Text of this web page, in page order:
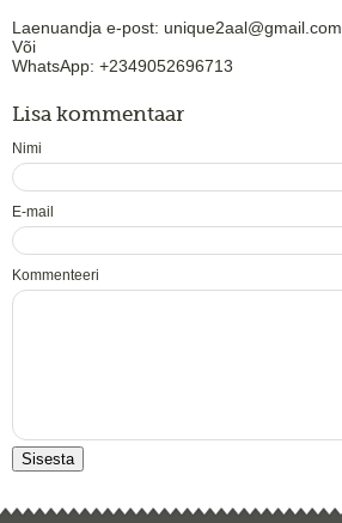
Laenuandja e-post: unique2aal@gmail.com
Või
WhatsApp: +2349052696713
Lisa kommentaar
Nimi
E-mail
Kommenteeri